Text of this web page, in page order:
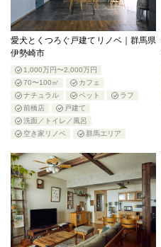
愛犬とくつろぐ戸建てリノベ｜群馬県
伊勢崎市
1,000万円〜2,000万円
70〜100㎡
カフェ
ナチュラル
ペット
ラフ
前橋店
戸建て
洗面／トイレ／風呂
空き家リノベ
群馬エリア